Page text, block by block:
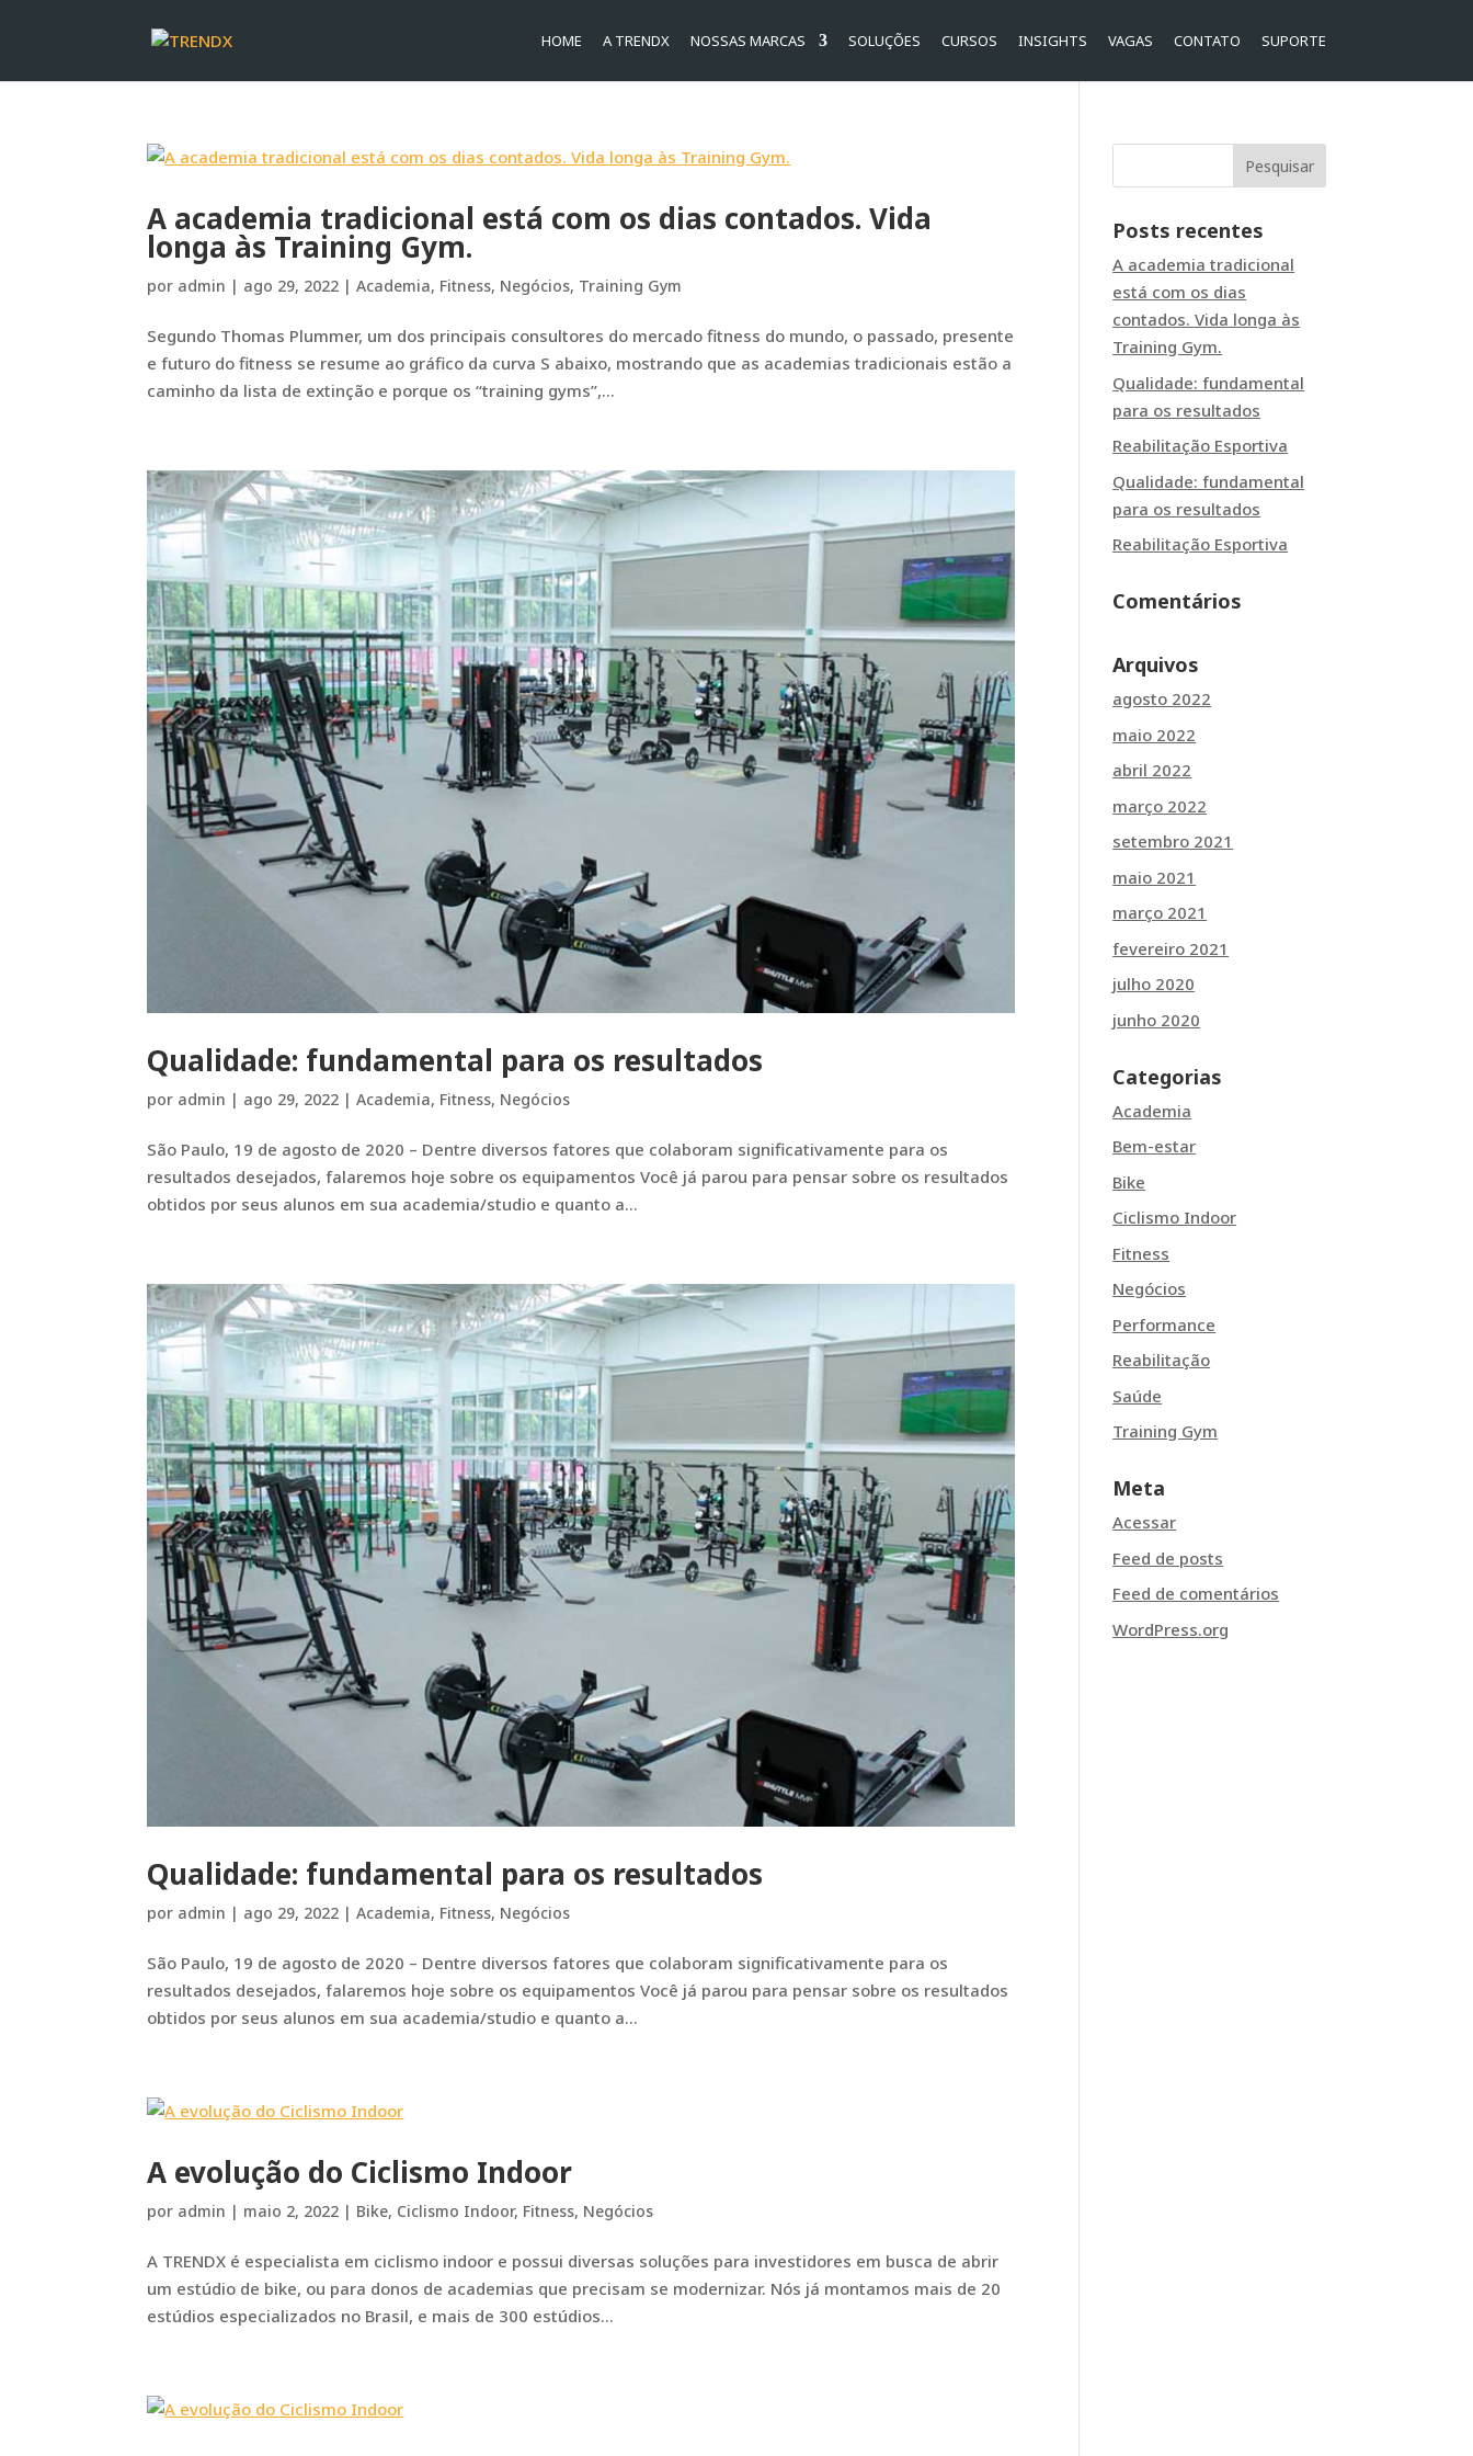
HOME A TRENDX NOSSAS MARCAS SOLUÇÕES CURSOS INSIGHTS VAGAS CONTATO SUPORTE
A academia tradicional está com os dias contados. Vida
longa às Training Gym.
por admin | ago 29, 2022 |Academia, Fitness, Negócios, Training Gym
Segundo Thomas Plummer, um dos principais consultores do mercado fitness do mundo, o passado, presente
e futuro do fitness se resume ao gráfico da curva S abaixo, mostrando que as academias tradicionais estão a
caminho da lista de extinção e porque os “training gyms”,...
Qualidade: fundamental para os resultados
por admin | ago 29, 2022 |Academia, Fitness, Negócios
São Paulo, 19 de agosto de 2020 – Dentre diversos fatores que colaboram significativamente para os
resultados desejados, falaremos hoje sobre os equipamentos Você já parou para pensar sobre os resultados
obtidos por seus alunos em sua academia/studio e quanto a...
Qualidade: fundamental para os resultados
por admin | ago 29, 2022 |Academia, Fitness, Negócios
São Paulo, 19 de agosto de 2020 – Dentre diversos fatores que colaboram significativamente para os
resultados desejados, falaremos hoje sobre os equipamentos Você já parou para pensar sobre os resultados
obtidos por seus alunos em sua academia/studio e quanto a...
A evolução do Ciclismo Indoor
por admin | maio 2, 2022 | Bike, Ciclismo Indoor, Fitness, Negócios
A TRENDX é especialista em ciclismo indoor e possui diversas soluções para investidores em busca de abrir
um estúdio de bike, ou para donos de academias que precisam se modernizar. Nós já montamos mais de 20
estúdios especializados no Brasil, e mais de 300 estúdios...
Posts recentes
A academia tradicional
está com os dias
contados. Vida longa às
Training Gym.
Qualidade: fundamental
para os resultados
Reabilitação Esportiva
Qualidade: fundamental
para os resultados
Reabilitação Esportiva
Comentários
Arquivos
agosto 2022
maio 2022
abril 2022
março 2022
setembro 2021
maio 2021
março 2021
fevereiro 2021
julho 2020
junho 2020
Categorias
Academia
Bem-estar
Bike
Ciclismo Indoor
Fitness
Negócios
Performance
Reabilitação
Saúde
Training Gym
Meta
Acessar
Feed de posts
Feed de comentários
WordPress.org